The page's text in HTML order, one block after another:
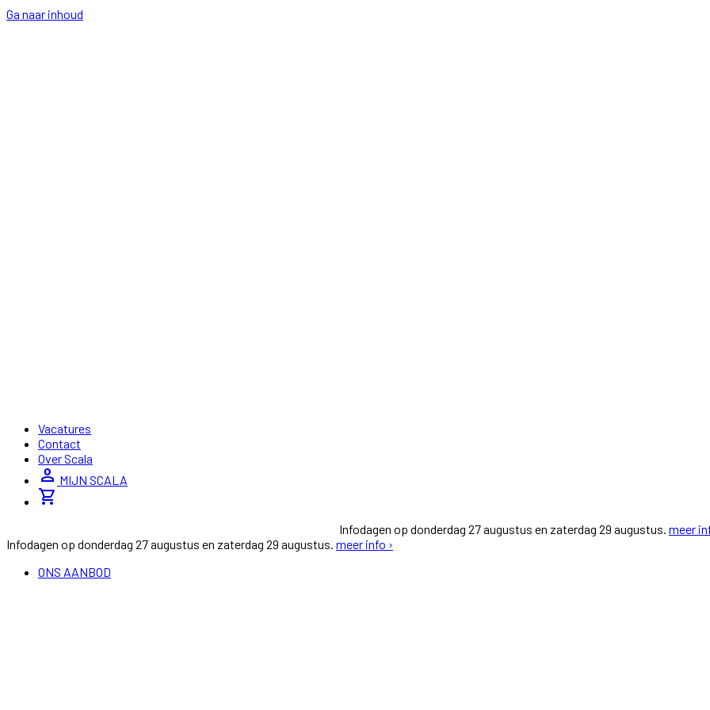
Ga naar inhoud
Vacatures
Contact
Over Scala
person MIJN SCALA
shopping_cart
Infodagen op donderdag 27 augustus en zaterdag 29 augustus. meer
Infodagen op donderdag 27 augustus en zaterdag 29 augustus. meer info ›
ONS AANBOD